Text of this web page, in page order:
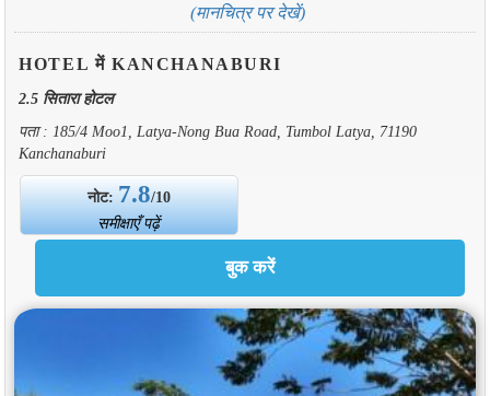
(मानचित्र पर देखें)
HOTEL में KANCHANABURI
2.5 सितारा होटल
पता : 185/4 Moo1, Latya-Nong Bua Road, Tumbol Latya, 71190
Kanchanaburi
नोट: 7.8/10
समीक्षाएँ पढ़ें